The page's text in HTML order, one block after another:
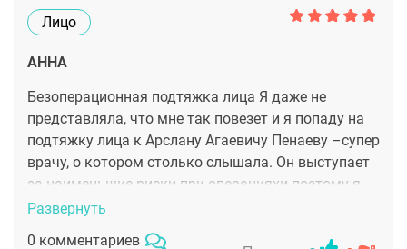
Лицо
АННА
Безоперационная подтяжка лица Я даже не
представляла, что мне так повезет и я попаду на
подтяжку лица к Арслану Агаевичу Пенаеву –супер
врачу, о котором столько слышала. Он выступает
за наименьшие риски при операцияхи поэтому я
надеялась, что у него будет для меня какое то
Развернуть
0 комментариев